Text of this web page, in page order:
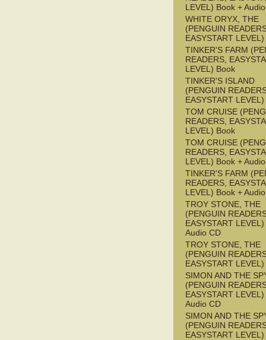
LEVEL) Book +
WHITE ORYX, THE
(PENGUIN
EASYSTART
TINKER'S FARM
READERS,
LEVEL) Book
TINKER'S ISLAND
(PENGUIN
EASYSTART
TOM CRUISE
READERS,
LEVEL) Book
TOM CRUISE
READERS,
LEVEL) Book +
TINKER'S FARM
READERS,
LEVEL) Book +
TROY STONE, THE
(PENGUIN
EASYSTART
Audio CD
TROY STONE, THE
(PENGUIN
EASYSTART
SIMON AND THE
(PENGUIN
EASYSTART
Audio CD
SIMON AND THE
(PENGUIN
EASYSTART